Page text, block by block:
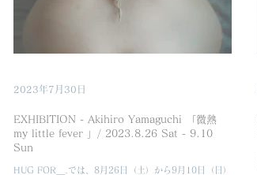
EXHIBITION - Akihiro Yamaguchi 「微熱
my little fever 」/ 2023.8.26 Sat - 9.10
Sun
HUG FOR＿.では、8月26日（土）から9月10日（日）
2023年7月30日